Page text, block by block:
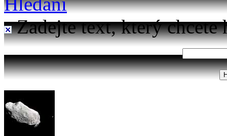
Zadejte text, který chcete